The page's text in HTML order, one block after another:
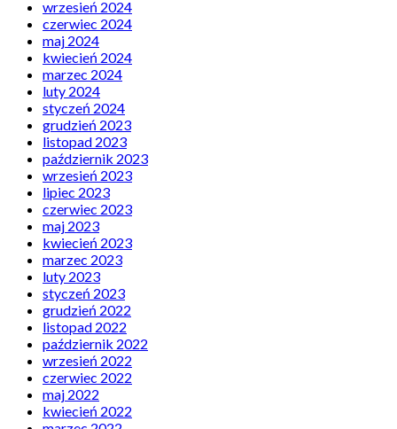
wrzesień 2024
czerwiec 2024
maj 2024
kwiecień 2024
marzec 2024
luty 2024
styczeń 2024
grudzień 2023
listopad 2023
październik 2023
wrzesień 2023
lipiec 2023
czerwiec 2023
maj 2023
kwiecień 2023
marzec 2023
luty 2023
styczeń 2023
grudzień 2022
listopad 2022
październik 2022
wrzesień 2022
czerwiec 2022
maj 2022
kwiecień 2022